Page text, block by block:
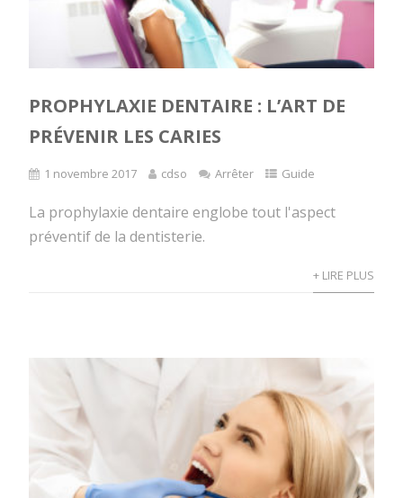
PROPHYLAXIE DENTAIRE : L’ART DE
PRÉVENIR LES CARIES
1 novembre 2017 cdso Arrêter Guide
La prophylaxie dentaire englobe tout l'aspect
préventif de la dentisterie.
+ LIRE PLUS